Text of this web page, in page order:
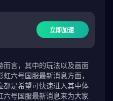
立即加速
而言，其中的玩法以及画面
六号国服最新消息方面，
都是希望可快速进入其中体
六号国服最新消息来为大家